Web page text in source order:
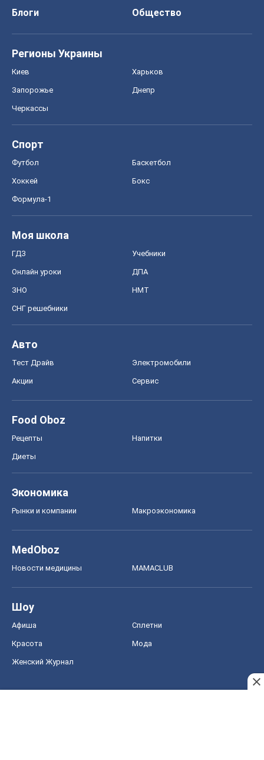
Блоги
Общество
Регионы Украины
Киев Харьков
Запорожье Днепр
Черкассы
Спорт
Футбол Баскетбол
Хоккей Бокс
Формула-1
Моя школа
ГДЗ Учебники
Онлайн уроки ДПА
ЗНО НМТ
СНГ решебники
Авто
Тест Драйв Электромобили
Акции Сервис
Food Oboz
Рецепты Напитки
Диеты
Экономика
Рынки и компании Mакроэкономика
MedOboz
Новости медицины MAMACLUB
Шоу
Афиша Сплетни
Красота Мода
Женский Журнал